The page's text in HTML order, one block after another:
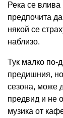
Река се
предпочита
някой се
наблизо.
Тук малко по-
предишния,
сезона, може
предвид и не
музика от